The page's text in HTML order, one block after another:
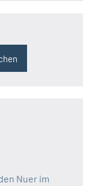
Nuer im